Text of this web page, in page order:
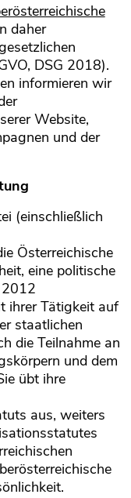
daher
DSG 2018).
informieren wir
Website,
und der
(einschließlich
Österreichische
eine politische
ihrer Tätigkeit auf
staatlichen
die Teilnahme an
und dem
übt ihre
aus, weiters